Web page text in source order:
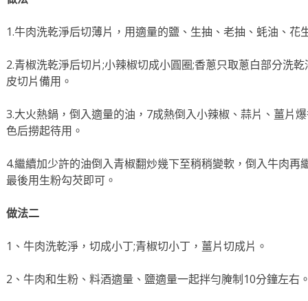
1.牛肉洗乾淨后切薄片，用適量的鹽、生抽、老抽、蚝油、花
2.青椒洗乾淨后切片;小辣椒切成小圓圈;香蔥只取蔥白部分洗
皮切片備用。
3.大火熱鍋，倒入適量的油，7成熱倒入小辣椒、蒜片、薑片
色后撈起待用。
4.繼續加少許的油倒入青椒翻炒幾下至稍稍變軟，倒入牛肉再
最後用生粉勾芡即可。
做法二
1、牛肉洗乾淨，切成小丁;青椒切小丁，薑片切成片。
2、牛肉和生粉、料酒適量、鹽適量一起拌勻腌制10分鐘左右